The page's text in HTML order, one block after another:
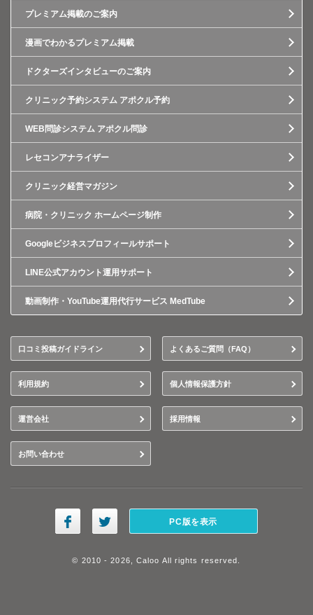
プレミアム掲載のご案内
漫画でわかるプレミアム掲載
ドクターズインタビューのご案内
クリニック予約システム アポクル予約
WEB問診システム アポクル問診
レセコンアナライザー
クリニック経営マガジン
病院・クリニック ホームページ制作
Googleビジネスプロフィールサポート
LINE公式アカウント運用サポート
動画制作・YouTube運用代行サービス MedTube
口コミ投稿ガイドライン よくあるご質問（FAQ）
利用規約 個人情報保護方針
運営会社 採用情報
お問い合わせ
PC版を表示
© 2010 - 2026, Caloo All rights reserved.